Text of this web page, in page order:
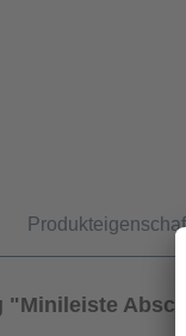
"Minileiste